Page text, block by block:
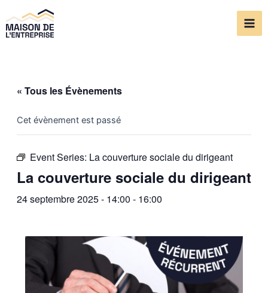
au
contenu
« Tous les Évènements
Cet évènement est passé
Event Series: La couverture sociale du dirigeant
La couverture sociale du dirigeant
24 septembre 2025 - 14:00 - 16:00